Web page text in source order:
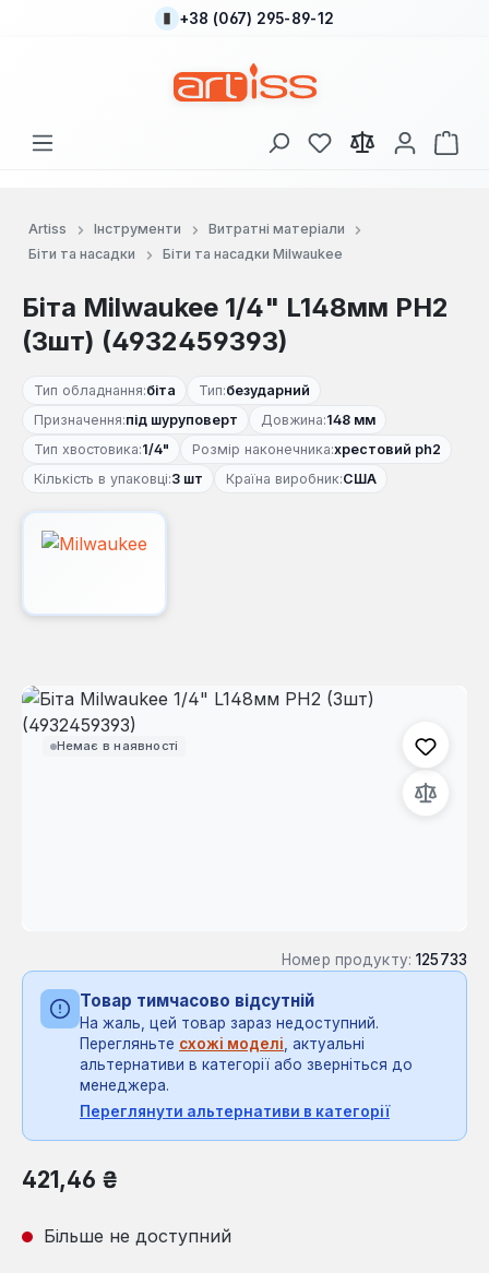
Перейти до основного вмісту
+38 (067) 295-89-12
У вас є 0 у списку
Artiss Інструменти
Витратні матеріали
Біти та насадки
Біти та насадки Milwaukee
Біта Milwaukee 1/4" L148мм PH2
(3шт) (4932459393)
Тип обладнання:біта Тип:безударний
Призначення:під шуруповерт Довжина:148 мм
Тип хвостовика:1/4" Розмір наконечника:хрестовий ph2
Кількість в упаковці:3 шт Країна виробник:США
Немає в наявності
Пропустити галерею зображень
Номер продукту: 125733
Товар тимчасово відсутній
На жаль, цей товар зараз недоступний.
Перегляньте схожі моделі, актуальні
альтернативи в категорії або зверніться до
менеджера.
Переглянути альтернативи в категорії
Звичайна ціна:
421,46 ₴
Більше не доступний